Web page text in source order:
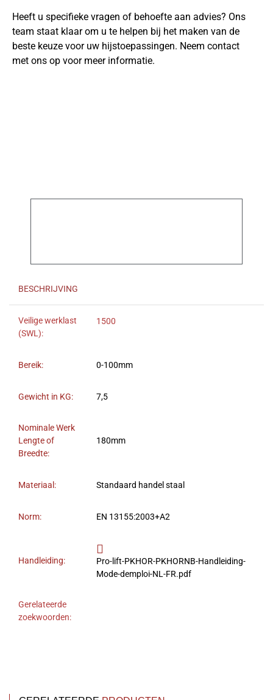
Heeft u specifieke vragen of behoefte aan advies? Ons
team staat klaar om u te helpen bij het maken van de
beste keuze voor uw hijstoepassingen. Neem contact
met ons op voor meer informatie.
BESCHRIJVING
Veilige werklast
(SWL):
1500
Bereik: 0-100mm
Gewicht in KG: 7,5
Nominale Werk
Lengte of
Breedte:
180mm
Materiaal: Standaard handel staal
Norm: EN 13155:2003+A2
Handleiding:
Pro-lift-PKHOR-PKHORNB-Handleiding-
Mode-demploi-NL-FR.pdf
Gerelateerde
zoekwoorden: